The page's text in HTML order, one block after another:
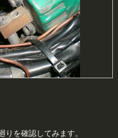
りを確認してみます。